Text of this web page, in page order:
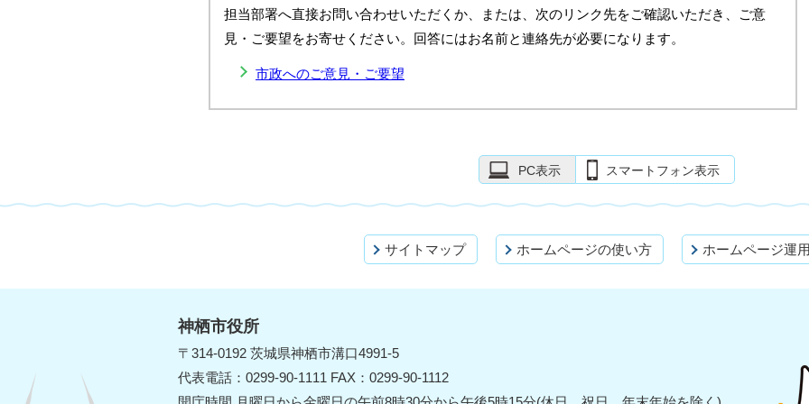
担当部署へ直接お問い合わせいただくか、または、次のリンク先をご確認いただき、ご意
見・ご要望をお寄せください。回答にはお名前と連絡先が必要になります。
市政へのご意見・ご要望
PC表示 スマートフォン表示
サイトマップ ホームページの使い方 ホームページ運
神栖市役所
〒314-0192 茨城県神栖市溝口4991-5
代表電話：0299-90-1111 FAX：0299-90-1112